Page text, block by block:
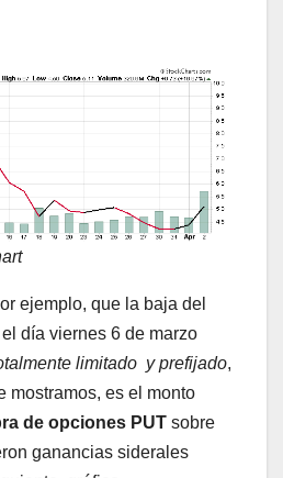
ejemplo, que la baja del
día viernes 6 de marzo
limitado y prefijado,
mostramos, es el monto
de opciones PUT sobre
ganancias siderales